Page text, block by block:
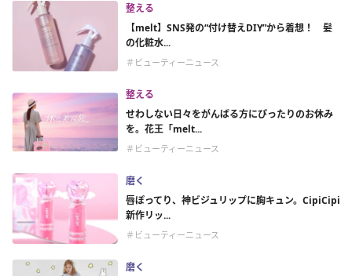
整える
【melt】SNS発の“付け替えDIY”から着想！ 髪
の化粧水...
＃ビューティーニュース
整える
せわしない日々をがんばる方にぴったりのお休み
を。花王「melt...
＃ビューティーニュース
磨く
唇ぽってり、神ビジュリップに胸キュン。CipiCipi
新作リッ...
＃ビューティーニュース
磨く